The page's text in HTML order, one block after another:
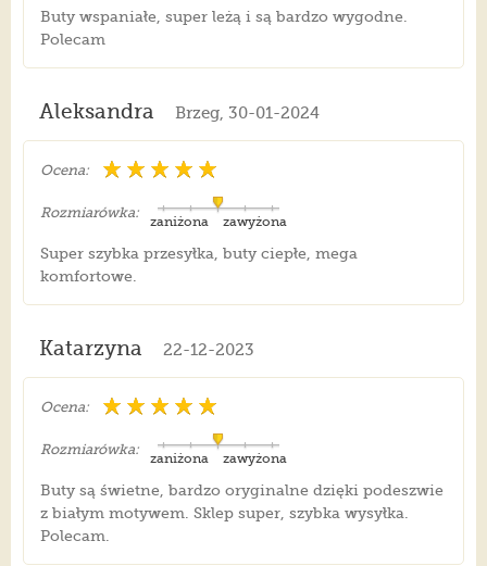
Buty wspaniałe, super leżą i są bardzo wygodne.
Polecam
Aleksandra Brzeg, 30-01-2024
Ocena:
Rozmiarówka:
zawyżona
zaniżona
Super szybka przesyłka, buty ciepłe, mega
komfortowe.
Katarzyna 22-12-2023
Ocena:
Rozmiarówka:
zawyżona
zaniżona
Buty są świetne, bardzo oryginalne dzięki podeszwie
z białym motywem. Sklep super, szybka wysyłka.
Polecam.